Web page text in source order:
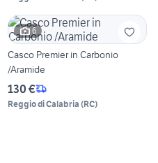
6
Casco Premier in Carbonio
/Aramide
130 €
Reggio di Calabria (RC)